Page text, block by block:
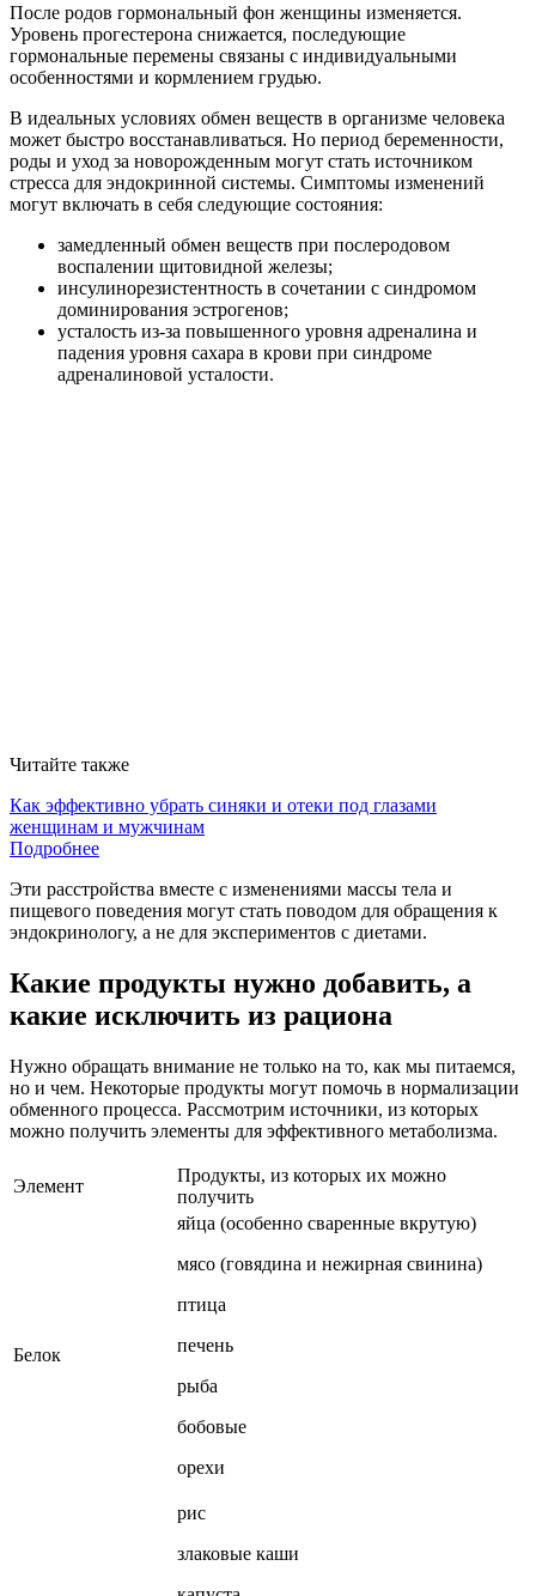
После родов гормональный фон женщины изменяется.
Уровень прогестерона снижается, последующие
гормональные перемены связаны с индивидуальными
особенностями и кормлением грудью.
В идеальных условиях обмен веществ в организме человека
может быстро восстанавливаться. Но период беременности,
роды и уход за новорожденным могут стать источником
стресса для эндокринной системы. Симптомы изменений
могут включать в себя следующие состояния:
замедленный обмен веществ при послеродовом
воспалении щитовидной железы;
инсулинорезистентность в сочетании с синдромом
доминирования эстрогенов;
усталость из-за повышенного уровня адреналина и
падения уровня сахара в крови при синдроме
адреналиновой усталости.
Читайте также
Как эффективно убрать синяки и отеки под глазами
женщинам и мужчинам
Подробнее
Эти расстройства вместе с изменениями массы тела и
пищевого поведения могут стать поводом для обращения к
эндокринологу, а не для экспериментов с диетами.
Какие продукты нужно добавить, а
какие исключить из рациона
Нужно обращать внимание не только на то, как мы питаемся,
но и чем. Некоторые продукты могут помочь в нормализации
обменного процесса. Рассмотрим источники, из которых
можно получить элементы для эффективного метаболизма.
Элемент
Продукты, из которых их можно
получить
Белок
яйца (особенно сваренные вкрутую)
мясо (говядина и нежирная свинина)
птица
печень
рыба
бобовые
орехи
рис
злаковые каши